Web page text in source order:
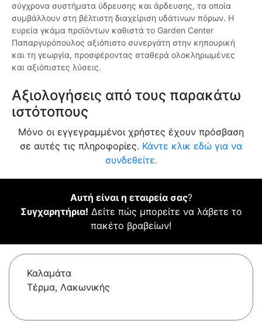
σύγχρονα συστήματα ύδρευσης και άρδευσης, τα οποία
συμβάλλουν στη βέλτιστη διαχείριση υδάτινων πόρων. Η
ευρεία γκάμα προϊόντων καθιστά το Garden Center
Παπαργυρόπουλος αξιόπιστο συνεργάτη στην κηπουρική
και τη γεωργία, προσφέροντας σταθερά ολοκληρωμένες
και αξιόπιστες λύσεις.
Αξιολογήσεις από τους παρακάτω
ιστότοπους
Μόνο οι εγγεγραμμένοι χρήστες έχουν πρόσβαση
σε αυτές τις πληροφορίες. Κάντε κλικ εδώ για να
συνδεθείτε.
Αυτή είναι η εταιρεία σας?
Συγχαρητήρια! Δείτε πώς μπορείτε να λάβετε το
πακέτο βραβείων!
Καλαμάτα
Tέρμα, Λακωνικής